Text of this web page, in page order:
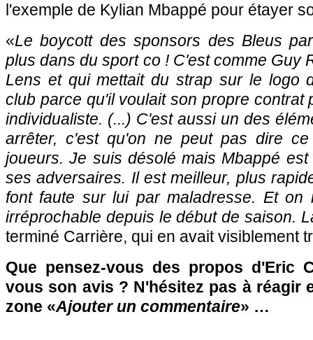
l'exemple de Kylian Mbappé pour étayer
«Le boycott des sponsors des Bleus
plus dans du sport co ! C'est comme Guy
Lens et qui mettait du strap sur le logo
club parce qu'il voulait son propre contrat
individualiste. (...) C'est aussi un des
arrêter, c'est qu'on ne peut pas dire
joueurs. Je suis désolé mais Mbappé
ses adversaires. Il est meilleur, plus
font faute sur lui par maladresse. Et on
irréprochable depuis le début de saison.
terminé Carrière, qui en avait visiblement
Que pensez-vous des propos d'Eric
vous son avis ? N'hésitez pas à réagir
zone «Ajouter un commentaire» …